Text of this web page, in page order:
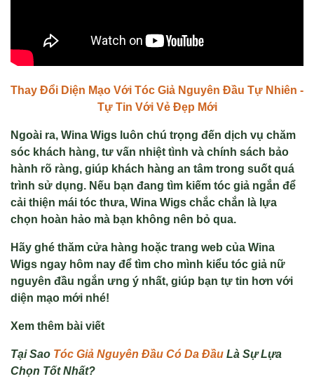
Thay Đổi Diện Mạo Với Tóc Giả Nguyên Đầu Tự Nhiên -
Tự Tin Với Vẻ Đẹp Mới
Ngoài ra, Wina Wigs luôn chú trọng đến dịch vụ chăm
sóc khách hàng, tư vấn nhiệt tình và chính sách bảo
hành rõ ràng, giúp khách hàng an tâm trong suốt quá
trình sử dụng. Nếu bạn đang tìm kiếm tóc giả ngắn để
cải thiện mái tóc thưa, Wina Wigs chắc chắn là lựa
chọn hoàn hảo mà bạn không nên bỏ qua.
Hãy ghé thăm cửa hàng hoặc trang web của Wina
Wigs ngay hôm nay để tìm cho mình kiểu tóc giả nữ
nguyên đầu ngắn ưng ý nhất, giúp bạn tự tin hơn với
diện mạo mới nhé!
Xem thêm bài viết
Tại Sao Tóc Giả Nguyên Đầu Có Da Đầu Là Sự Lựa
Chọn Tốt Nhất?